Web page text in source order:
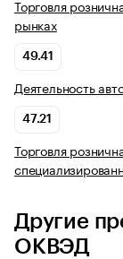
Торговля
рынках
49.41
Деятельность
47.21
Торговля
Другие
ОКВЭД